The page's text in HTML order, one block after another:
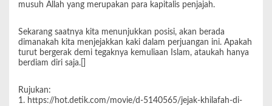
musuh Allah yang merupakan para kapitalis penjajah.
Sekarang saatnya kita menunjukkan posisi, akan berada
dimanakah kita menjejakkan kaki dalam perjuangan ini. Apakah
turut bergerak demi tegaknya kemuliaan Islam, ataukah hanya
berdiam diri saja.[]
Rujukan:
1. https://hot.detik.com/movie/d-5140565/jejak-khilafah-di-